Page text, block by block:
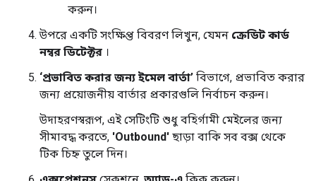
করুন।
উপরে একটি সংক্ষিপ্ত বিবরণ লিখুন, যেমন ক্রেডিট কার্ড
নম্বর ডিটেক্টর ।
‘প্রভাবিত করার জন্য ইমেল বার্তা’ বিভাগে, প্রভাবিত করার
জন্য প্রয়োজনীয় বার্তার প্রকারগুলি নির্বাচন করুন।
উদাহরণস্বরূপ, এই সেটিংটি শুধু বহির্গামী মেইলের জন্য
সীমাবদ্ধ করতে, 'Outbound' ছাড়া বাকি সব বক্স থেকে
টিক চিহ্ন তুলে দিন।